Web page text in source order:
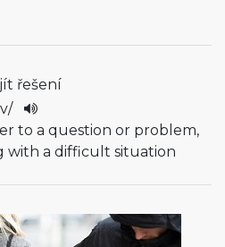
řešení
/
to a question or problem,
with a difficult situation